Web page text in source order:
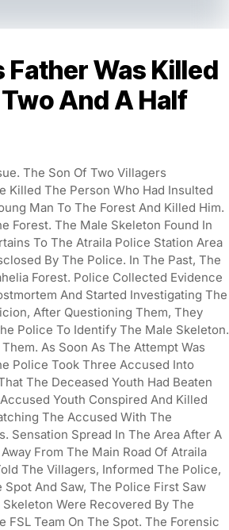
Father Was Killed
And A Half
The Son Of Two Villagers
Killed The Person Who Had Insulted
Man To The Forest And Killed Him.
Forest. The Male Skeleton Found In
To The Atraila Police Station Area
By The Police. In The Past, The
Forest. Police Collected Evidence
And Started Investigating The
After Questioning Them, They
Police To Identify The Male Skeleton.
As Soon As The Attempt Was
Police Took Three Accused Into
The Deceased Youth Had Beaten
Youth Conspired And Killed
The Accused With The
Sensation Spread In The Area After A
From The Main Road Of Atraila
The Villagers, Informed The Police,
And Saw, The Police First Saw
Were Recovered By The
Team On The Spot. The Forensic